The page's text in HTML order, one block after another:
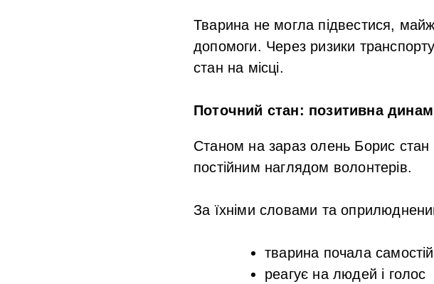
Тварина не могла підвестися,
допомоги. Через ризики
стан на місці.
Поточний стан: позитивна
Станом на зараз олень Борис стан
постійним наглядом волонтерів.
За їхніми словами та
тварина почала
реагує на людей і голос